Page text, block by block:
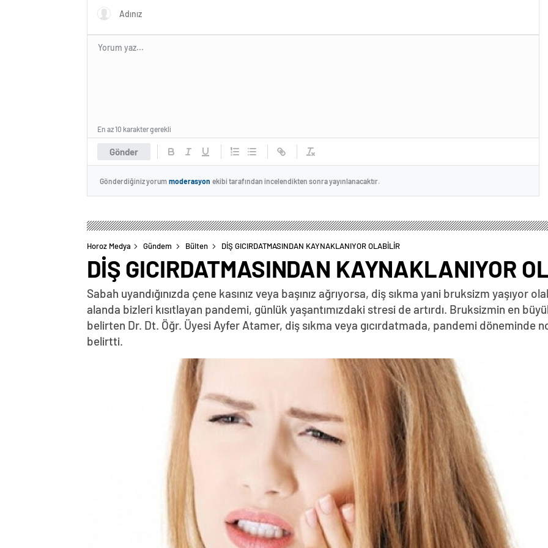
Gönder
En az 10 karakter gerekli
Gönderdiğiniz yorum moderasyon ekibi tarafından incelendikten sonra yayınlanacaktır.
Horoz Medya Gündem Bülten DİŞ GICIRDATMASINDAN KAYNAKLANIYOR OLABİLİR
DİŞ GICIRDATMASINDAN KAYNAKLANIYOR
Sabah uyandığınızda çene kasınız veya başınız ağrıyorsa, diş sıkma yani bruksizm yaşıyor
alanda bizleri kısıtlayan pandemi, günlük yaşantımızdaki stresi de artırdı. Bruksizmin en
belirten Dr. Dt. Öğr. Üyesi Ayfer Atamer, diş sıkma veya gıcırdatmada, pandemi döneminde
belirtti.